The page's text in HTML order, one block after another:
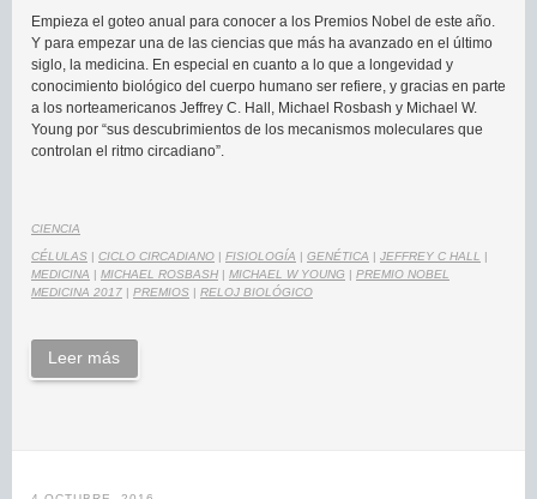
Empieza el goteo anual para conocer a los Premios Nobel de este año.
Y para empezar una de las ciencias que más ha avanzado en el último
siglo, la medicina. En especial en cuanto a lo que a longevidad y
conocimiento biológico del cuerpo humano ser refiere, y gracias en parte
a los norteamericanos Jeffrey C. Hall, Michael Rosbash y Michael W.
Young por “sus descubrimientos de los mecanismos moleculares que
controlan el ritmo circadiano”.
CIENCIA
CÉLULAS | CICLO CIRCADIANO | FISIOLOGÍA | GENÉTICA | JEFFREY C HALL
|
MEDICINA | MICHAEL ROSBASH | MICHAEL W YOUNG | PREMIO NOBEL
MEDICINA 2017 | PREMIOS | RELOJ BIOLÓGICO
Leer más